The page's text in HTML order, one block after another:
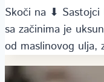
Skoči na ⬇ Sastojci
sa začinima je
od maslinovog ulja,